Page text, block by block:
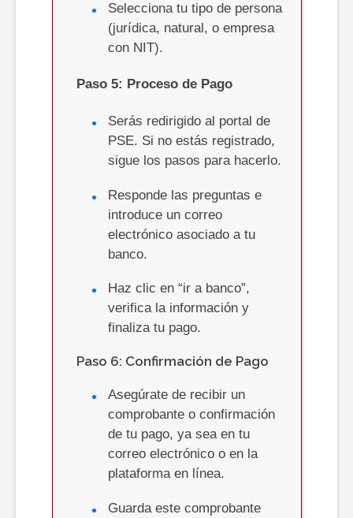
Selecciona tu tipo de persona
(jurídica, natural, o empresa
con NIT).
Paso 5: Proceso de Pago
Serás redirigido al portal de
PSE. Si no estás registrado,
sigue los pasos para hacerlo.
Responde las preguntas e
introduce un correo
electrónico asociado a tu
banco.
Haz clic en “ir a banco”,
verifica la información y
finaliza tu pago.
Paso 6: Confirmación de Pago
Asegúrate de recibir un
comprobante o confirmación
de tu pago, ya sea en tu
correo electrónico o en la
plataforma en línea.
Guarda este comprobante